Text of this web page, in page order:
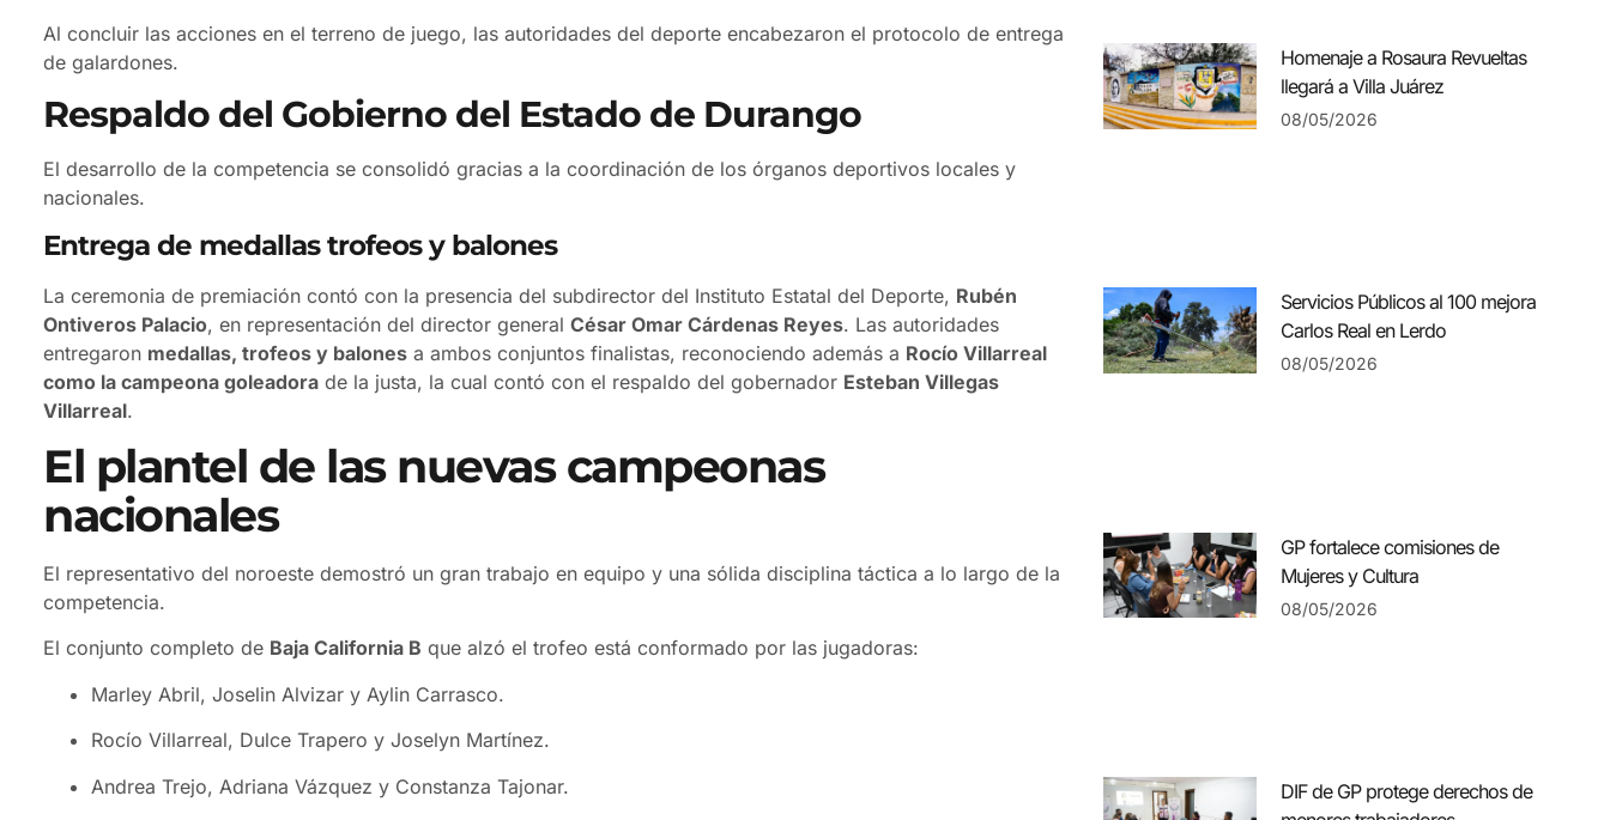
Al concluir las acciones en el terreno de juego, las autoridades del deporte encabezaron el protocolo de entrega
de galardones.
Respaldo del Gobierno del Estado de Durango
El desarrollo de la competencia se consolidó gracias a la coordinación de los órganos deportivos locales y
nacionales.
Entrega de medallas trofeos y balones
La ceremonia de premiación contó con la presencia del subdirector del Instituto Estatal del Deporte, Rubén
Ontiveros Palacio, en representación del director general César Omar Cárdenas Reyes. Las autoridades
entregaron medallas, trofeos y balones a ambos conjuntos finalistas, reconociendo además a Rocío Villarreal
como la campeona goleadora de la justa, la cual contó con el respaldo del gobernador Esteban Villegas
Villarreal.
El plantel de las nuevas campeonas
nacionales
El representativo del noroeste demostró un gran trabajo en equipo y una sólida disciplina táctica a lo largo de la
competencia.
El conjunto completo de Baja California B que alzó el trofeo está conformado por las jugadoras:
Marley Abril, Joselin Alvizar y Aylin Carrasco.
Rocío Villarreal, Dulce Trapero y Joselyn Martínez.
Andrea Trejo, Adriana Vázquez y Constanza Tajonar.
Homenaje a Rosaura Revueltas
llegará a Villa Juárez
08/05/2026
Servicios Públicos al 100 mejora
Carlos Real en Lerdo
08/05/2026
GP fortalece comisiones de
Mujeres y Cultura
08/05/2026
DIF de GP protege derechos de